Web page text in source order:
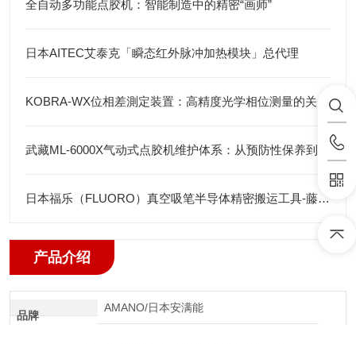
全自动多功能点胶机：智能制造中的精密“画师”
日本AITEC艾泰克「瞬态红外脉冲加热模块」总代理
日本福乐（FLUORO）真空吸笔半导体精密搬运工具-藤田光学
产品介绍
品牌
AMANO/日本安满能